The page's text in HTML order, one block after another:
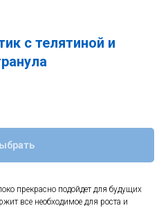
с телятиной и
прекрасно подойдет для будущих
все необходимое для роста и